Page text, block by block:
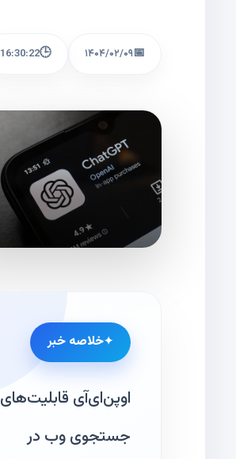
📅۱۴۰۴/۰۲/۰۹ 🕒
16:30:22
خلاصه خبر
اوپن‌ای‌آی قابلیت‌های
جستجوی وب در